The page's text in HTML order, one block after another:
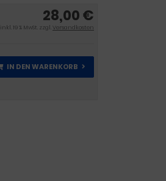
28,00 €
inkl. 19 % MwSt. zzgl.Versandkosten
IN DEN WARENKORB